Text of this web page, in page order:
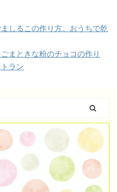
ましるこの作り方。おうちで乾
まときな粉のチョコの作り
ラン